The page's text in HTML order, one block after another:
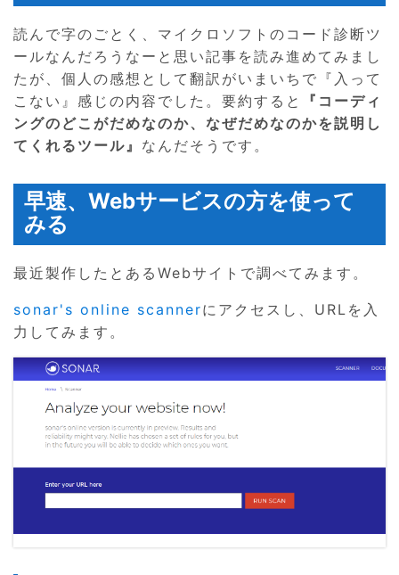
読んで字のごとく、マイクロソフトのコード診断ツ
ールなんだろうなーと思い記事を読み進めてみまし
たが、個人の感想として翻訳がいまいちで『入って
こない』感じの内容でした。要約すると
『コーディ
ングのどこがだめなのか、なぜだめなのかを説明し
てくれるツール』 なんだそうです。
早速、Webサービスの方を使って
みる
最近製作したとあるWebサイトで調べてみます。
sonar's online scannerにアクセスし、URLを入
力してみます。